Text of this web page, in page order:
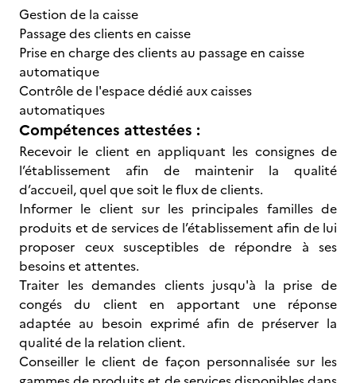
Gestion de la caisse
Passage des clients en caisse
Prise en charge des clients au passage en caisse
automatique
Contrôle de l'espace dédié aux caisses
automatiques
Compétences attestées :
Recevoir le client en appliquant les consignes de
l’établissement afin de maintenir la qualité
d’accueil, quel que soit le flux de clients.
Informer le client sur les principales familles de
produits et de services de l’établissement afin de lui
proposer ceux susceptibles de répondre à ses
besoins et attentes.
Traiter les demandes clients jusqu'à la prise de
congés du client en apportant une réponse
adaptée au besoin exprimé afin de préserver la
qualité de la relation client.
Conseiller le client de façon personnalisée sur les